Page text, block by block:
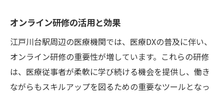
オンライン研修の活用と効果
江戸川台駅周辺の医療機関では、医療DXの普及に伴い、
オンライン研修の重要性が増しています。これらの研修
は、医療従事者が柔軟に学び続ける機会を提供し、働き
ながらもスキルアップを図るための重要なツールとなっ